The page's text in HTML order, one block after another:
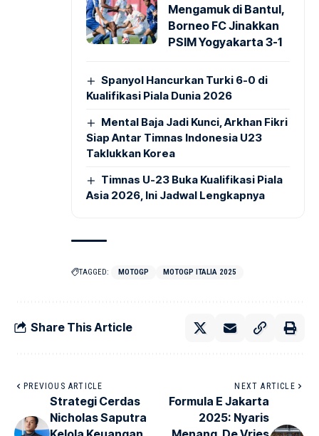
Mengamuk di Bantul,
Borneo FC Jinakkan
PSIM Yogyakarta 3-1
Spanyol Hancurkan Turki 6-0 di
Kualifikasi Piala Dunia 2026
Mental Baja Jadi Kunci, Arkhan Fikri
Siap Antar Timnas Indonesia U23
Taklukkan Korea
Timnas U-23 Buka Kualifikasi Piala
Asia 2026, Ini Jadwal Lengkapnya
TAGGED: MOTOGP MOTOGP ITALIA 2025
Share This Article
PREVIOUS ARTICLE
Strategi Cerdas
Nicholas Saputra
NEXT ARTICLE
Formula E Jakarta
2025: Nyaris